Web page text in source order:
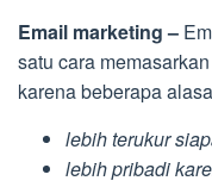
Email marketing –
satu cara
karena beberapa
lebih terukur
lebih pribadi